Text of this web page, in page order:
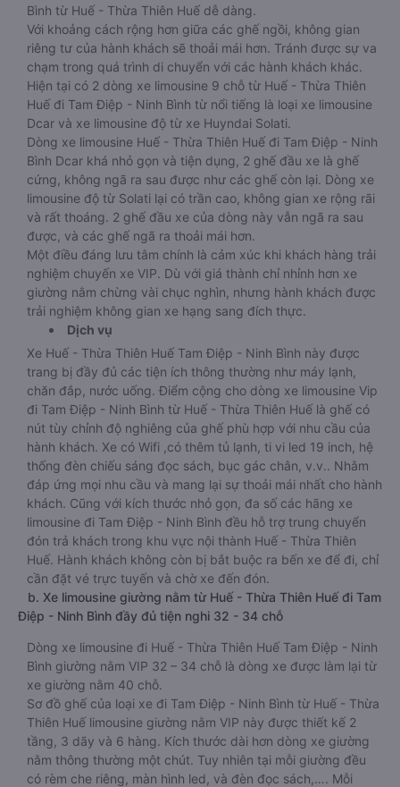
Bình từ Huế - Thừa Thiên Huế dễ dàng.
Với khoảng cách rộng hơn giữa các ghế ngồi, không gian
riêng tư của hành khách sẽ thoải mái hơn. Tránh được sự va
chạm trong quá trình di chuyển với các hành khách khác.
Hiện tại có 2 dòng xe limousine 9 chỗ từ Huế - Thừa Thiên
Huế đi Tam Điệp - Ninh Bình từ nổi tiếng là loại xe limousine
Dcar và xe limousine độ từ xe Huyndai Solati.
Dòng xe limousine Huế - Thừa Thiên Huế đi Tam Điệp - Ninh
Bình Dcar khá nhỏ gọn và tiện dụng, 2 ghế đầu xe là ghế
cứng, không ngã ra sau được như các ghế còn lại. Dòng xe
limousine độ từ Solati lại có trần cao, không gian xe rộng rãi
và rất thoáng. 2 ghế đầu xe của dòng này vẫn ngã ra sau
được, và các ghế ngã ra thoải mái hơn.
Một điều đáng lưu tâm chính là cảm xúc khi khách hàng trải
nghiệm chuyến xe VIP. Dù với giá thành chỉ nhỉnh hơn xe
giường nằm chừng vài chục nghìn, nhưng hành khách được
trải nghiệm không gian xe hạng sang đích thực.
Dịch vụ
Xe Huế - Thừa Thiên Huế Tam Điệp - Ninh Bình này được
trang bị đầy đủ các tiện ích thông thường như máy lạnh,
chăn đắp, nước uống. Điểm cộng cho dòng xe limousine Vip
đi Tam Điệp - Ninh Bình từ Huế - Thừa Thiên Huế là ghế có
nút tùy chỉnh độ nghiêng của ghế phù hợp với nhu cầu của
hành khách. Xe có Wifi ,có thêm tủ lạnh, ti vi led 19 inch, hệ
thống đèn chiếu sáng đọc sách, bục gác chân, v.v.. Nhằm
đáp ứng mọi nhu cầu và mang lại sự thoải mái nhất cho hành
khách. Cũng với kích thước nhỏ gọn, đa số các hãng xe
limousine đi Tam Điệp - Ninh Bình đều hỗ trợ trung chuyển
đón trả khách trong khu vực nội thành Huế - Thừa Thiên
Huế. Hành khách không còn bị bắt buộc ra bến xe để đi, chỉ
cần đặt vé trực tuyến và chờ xe đến đón.
b. Xe limousine giường nằm từ Huế - Thừa Thiên Huế đi Tam
Điệp - Ninh Bình đầy đủ tiện nghi 32 - 34 chỗ
Dòng xe limousine đi Huế - Thừa Thiên Huế Tam Điệp - Ninh
Bình giường nằm VIP 32 – 34 chỗ là dòng xe được làm lại từ
xe giường nằm 40 chỗ.
Sơ đồ ghế của loại xe đi Tam Điệp - Ninh Bình từ Huế - Thừa
Thiên Huế limousine giường nằm VIP này được thiết kế 2
tầng, 3 dãy và 6 hàng. Kích thước dài hơn dòng xe giường
nằm thông thường một chút. Tuy nhiên tại mỗi giường đều
có rèm che riêng, màn hình led, và đèn đọc sách,…. Mỗi